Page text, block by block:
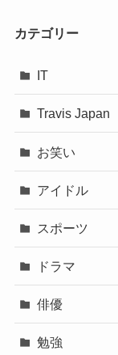
カテゴリー
IT
Travis Japan
お笑い
アイドル
スポーツ
ドラマ
俳優
勉強